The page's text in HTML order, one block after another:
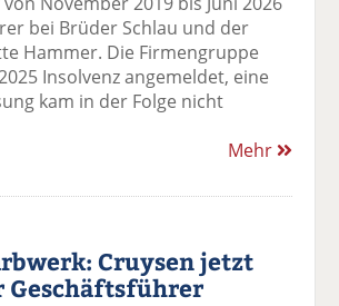
bei Brüder Schlau und der
Hammer. Die Firmengruppe
Insolvenz angemeldet, eine
kam in der Folge nicht
Mehr
Cruysen jetzt